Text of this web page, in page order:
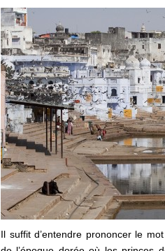
Il suffit d’entendre prononcer le